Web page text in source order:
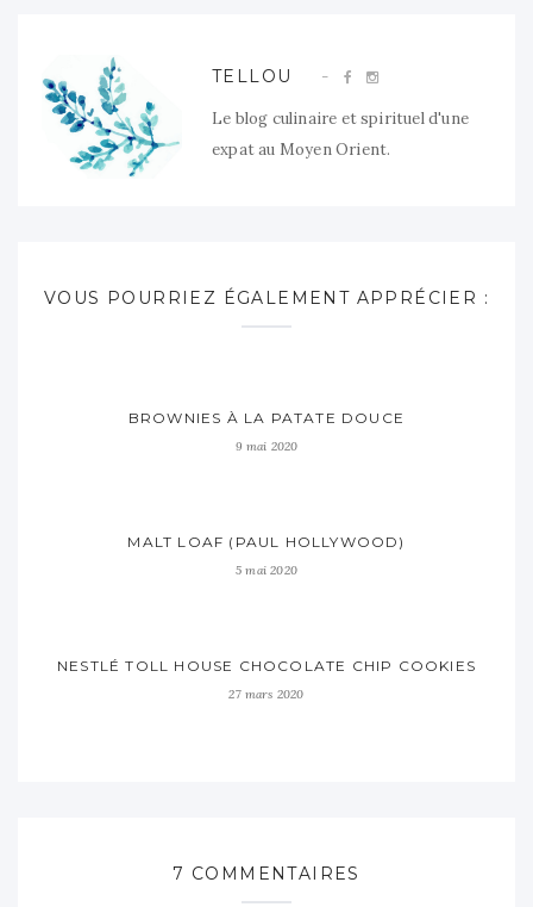
TELLOU
Le blog culinaire et spirituel d'une
expat au Moyen Orient.
VOUS POURRIEZ ÉGALEMENT APPRÉCIER :
BROWNIES À LA PATATE DOUCE
9 mai 2020
MALT LOAF (PAUL HOLLYWOOD)
5 mai 2020
NESTLÉ TOLL HOUSE CHOCOLATE CHIP COOKIES
27 mars 2020
7 COMMENTAIRES